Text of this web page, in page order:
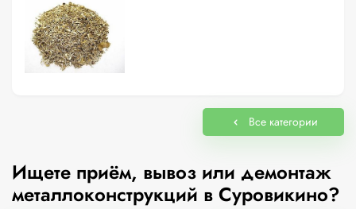
Все категории
Ищете приём, вывоз или демонтаж
металлоконструкций в Суровикино?